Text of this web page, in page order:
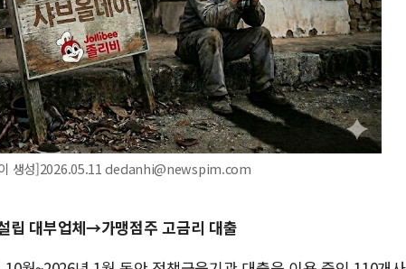
이 생성]2026.05.11 dedanhi@newspim.com
대부업체→가맹점주 고금리 대출